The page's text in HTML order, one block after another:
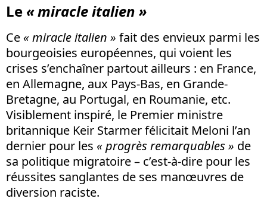
Le « miracle italien »
Ce « miracle italien » fait des envieux parmi les
bourgeoisies européennes, qui voient les
crises s’enchaîner partout ailleurs : en France,
en Allemagne, aux Pays-Bas, en Grande-
Bretagne, au Portugal, en Roumanie, etc.
Visiblement inspiré, le Premier ministre
britannique Keir Starmer félicitait Meloni l’an
dernier pour les « progrès remarquables » de
sa politique migratoire – c’est-à-dire pour les
réussites sanglantes de ses manœuvres de
diversion raciste.